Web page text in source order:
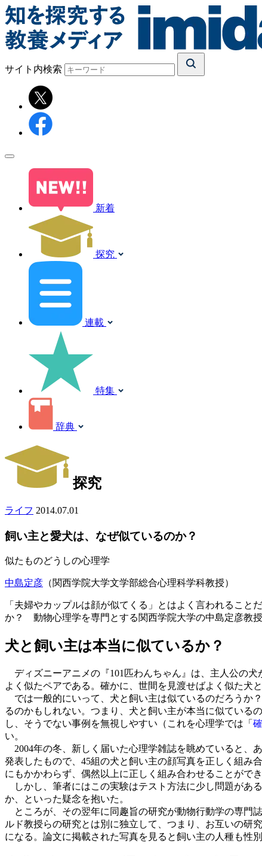
サイト内検索
新着
探究
連載
特集
辞典
探究
ライフ 2014.07.01
飼い主と愛犬は、なぜ似ているのか？
似たものどうしの心理学
中島定彦 （関西学院大学文学部総合心理科学科教授）
「夫婦やカップルは顔が似てくる」とはよく言われるこ
か？ 動物心理学を専門とする関西学院大学の中島定彦教
犬と飼い主は本当に似ているか？
ディズニーアニメの『101匹わんちゃん』は、主人公の
よく似たペアである。確かに、世間を見渡せばよく似た犬
では一般的にいって、犬と飼い主は似ているのだろうか
るのかもしれない。つまり、犬と飼い主が本当に似ている
し、そうでない事例を無視しやすい（これを心理学では「
い。
2004年の冬、新しく届いた心理学雑誌を眺めていると、
発表したもので、45組の犬と飼い主の顔写真を正しく組み
にもかかわらず、偶然以上に正しく組み合わせることがで
しかし、筆者にはこの実験はテスト方法に少し問題があ
か、といった疑念を抱いた。
ところが、その翌年に同趣旨の研究が動物行動学の専門
ルド教授らの研究とは別に独立して、つまり、お互いの研
になる。論文に掲載された写真を見ると飼い主の人種も性